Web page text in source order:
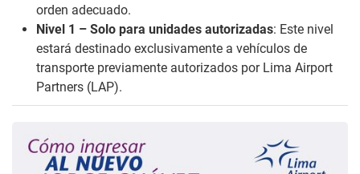
orden adecuado.
Nivel 1 – Solo para unidades autorizadas: Este nivel
estará destinado exclusivamente a vehículos de
transporte previamente autorizados por Lima Airport
Partners (LAP).